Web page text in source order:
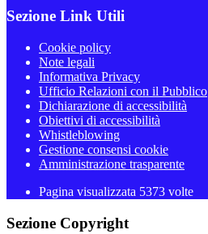
Sezione Link Utili
Cookie policy
Note legali
Informativa Privacy
Ufficio Relazioni con il Pubblico
Dichiarazione di accessibilità
Obiettivi di accessibilità
Whistleblowing
Gestione consensi cookie
Amministrazione trasparente
Pagina visualizzata 5373 volte
Sezione Copyright